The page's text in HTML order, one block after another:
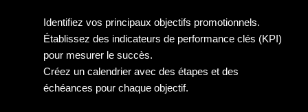
Identifiez vos principaux objectifs promotionnels.
Établissez des indicateurs de performance clés (KPI)
pour mesurer le succès.
Créez un calendrier avec des étapes et des
échéances pour chaque objectif.